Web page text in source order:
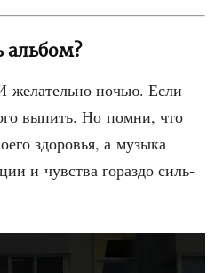
альбом?
ночью. Если
выпить. Но помни, что
здо­ро­вья, а музы­ка
и чув­ства гораз­до силь­